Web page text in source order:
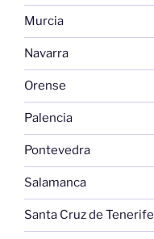
Murcia
Navarra
Orense
Palencia
Pontevedra
Salamanca
Santa Cruz de Tenerife